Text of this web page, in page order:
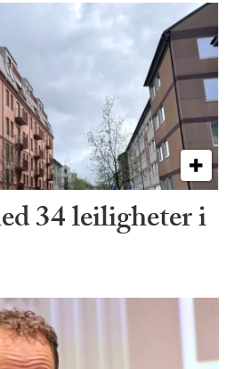
34 leiligheter i